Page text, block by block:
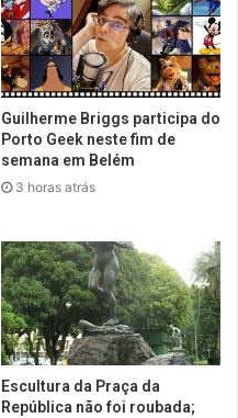
Guilherme Briggs participa do
Porto Geek neste fim de
semana em Belém
3 horas atrás
Escultura da Praça da
República não foi roubada;